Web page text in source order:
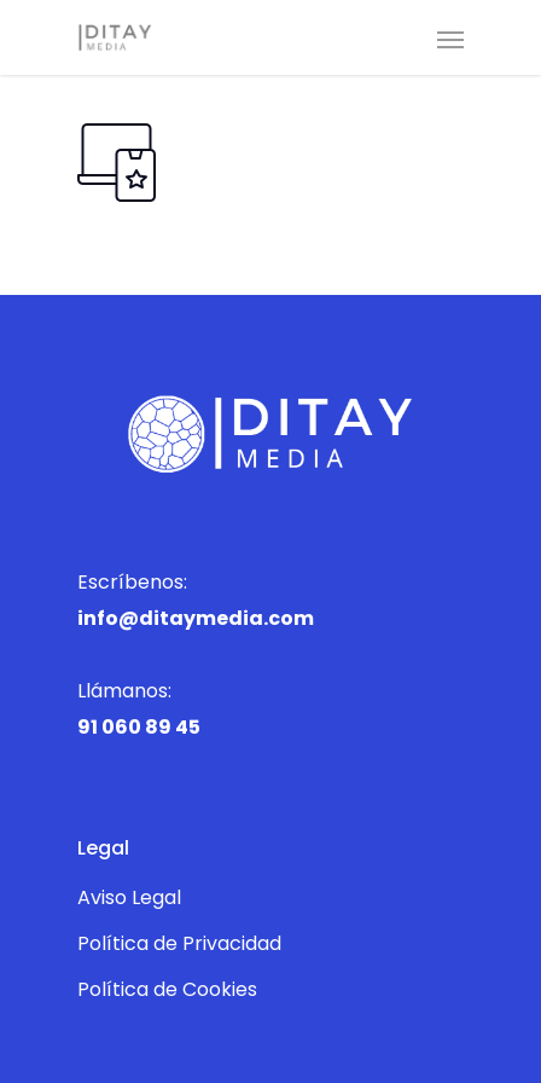
Escríbenos:
info@ditaymedia.com
Llámanos:
91 060 89 45
Legal
Aviso Legal
Política de Privacidad
Política de Cookies